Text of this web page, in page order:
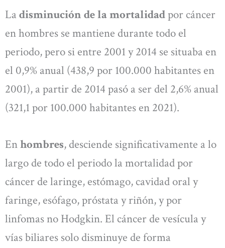
La disminución de la mortalidadpor cáncer
en hombres se mantiene durante todo el
periodo, pero si entre 2001 y 2014 se situaba en
el 0,9% anual (438,9 por 100.000 habitantes en
2001), a partir de 2014 pasó a ser del 2,6% anual
(321,1 por 100.000 habitantes en 2021).
Enhombres, desciende significativamente a lo
largo de todo el periodo la mortalidad por
cáncer de laringe, estómago, cavidad oral y
faringe, esófago, próstata y riñón, y por
linfomas no Hodgkin. El cáncer de vesícula y
vías biliares solo disminuye de forma